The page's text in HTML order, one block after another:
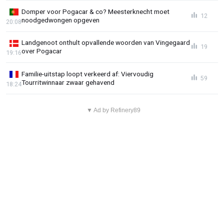
Domper voor Pogacar & co? Meesterknecht moet
noodgedwongen opgeven
20:08
12
Landgenoot onthult opvallende woorden van Vingegaard
over Pogacar
19:16
19
Familie-uitstap loopt verkeerd af: Viervoudig
Tourritwinnaar zwaar gehavend
18:24
59
▼ Ad by Refinery89